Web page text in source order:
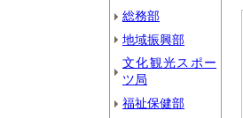
総務部
地域振興部
文化観光スポー
ツ局
福祉保健部